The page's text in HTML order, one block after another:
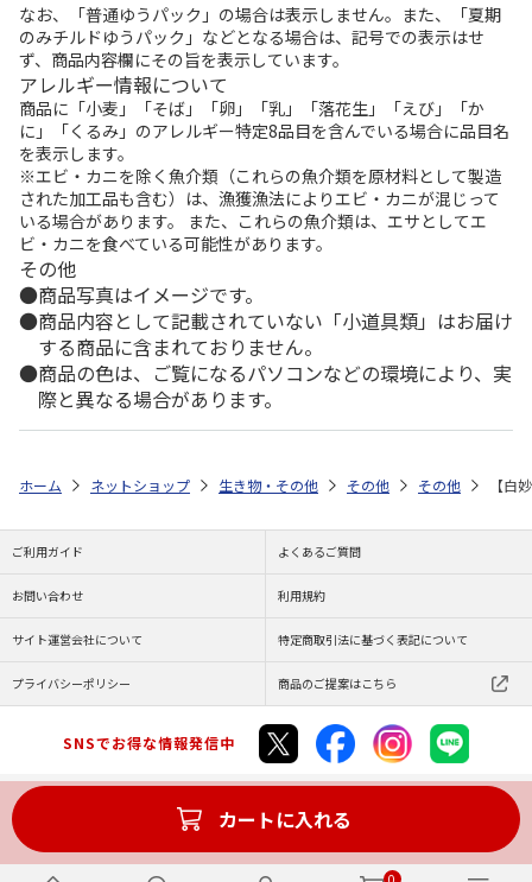
なお、「普通ゆうパック」の場合は表示しません。また、「夏期
のみチルドゆうパック」などとなる場合は、記号での表示はせ
ず、商品内容欄にその旨を表示しています。
アレルギー情報について
商品に「小麦」「そば」「卵」「乳」「落花生」「えび」「か
に」「くるみ」のアレルギー特定8品目を含んでいる場合に品目名
を表示します。
※エビ・カニを除く魚介類（これらの魚介類を原材料として製造
された加工品も含む）は、漁獲漁法によりエビ・カニが混じって
いる場合があります。 また、これらの魚介類は、エサとしてエ
ビ・カニを食べている可能性があります。
その他
商品写真はイメージです。
商品内容として記載されていない「小道具類」はお届け
する商品に含まれておりません。
商品の色は、ご覧になるパソコンなどの環境により、実
際と異なる場合があります。
カートに入れる
ホーム ネットショップ 生き物・その他 その他 その他 【白
ご利用ガイド よくあるご質問
お問い合わせ 利用規約
サイト運営会社について 特定商取引法に基づく表記について
プライバシーポリシー 商品のご提案はこちら
SNSでお得な情報発信中